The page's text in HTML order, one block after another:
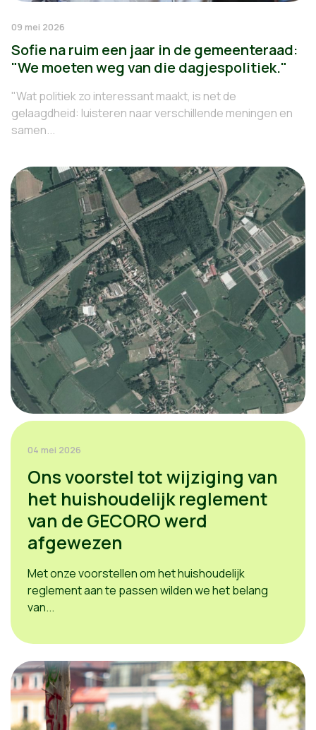
09 mei 2026
Sofie na ruim een jaar in de gemeenteraad:
"We moeten weg van die dagjespolitiek."
"Wat politiek zo interessant maakt, is net de
gelaagdheid: luisteren naar verschillende meningen en
samen...
04 mei 2026
Ons voorstel tot wijziging van
het huishoudelijk reglement
van de GECORO werd
afgewezen
Met onze voorstellen om het huishoudelijk
reglement aan te passen wilden we het belang
van...